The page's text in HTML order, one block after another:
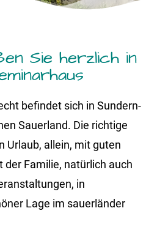
Sie herzlich in
befindet sich in Sundern-
Sauerland. Die richtige
Urlaub, allein, mit guten
der Familie, natürlich auch
in
Lage im sauerländer